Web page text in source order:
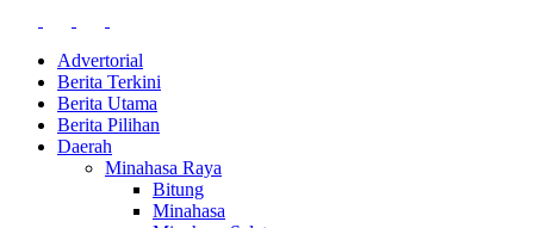
Advertorial
Berita Terkini
Berita Utama
Berita Pilihan
Daerah
Minahasa Raya
Bitung
Minahasa